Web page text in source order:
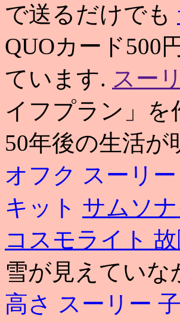
で送るだけでも
QUOカード500
ています. スー
イフプラン」を
50年後の生活
オフク スーリ
キット サムソ
コスモライト
雪が見えてい
高さ スーリー